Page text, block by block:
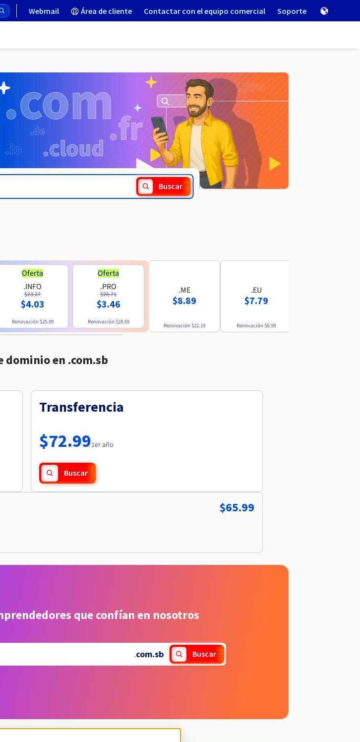
Webmail Área de cliente Contactar con el equipo comercial Soporte
Buscar
Oferta
.INFO
$23.27
$4.03
Renovación$25.89
Oferta
.PRO
$25.71
$3.46
Renovación$28.69
.ME
$8.89
Renovación$22.19
.EU
$7.79
Renovación$8.99
dominio en .com.sb
Transferencia
$72.991er año
Buscar
$65.99
que confían en nosotros
.com.sb Buscar